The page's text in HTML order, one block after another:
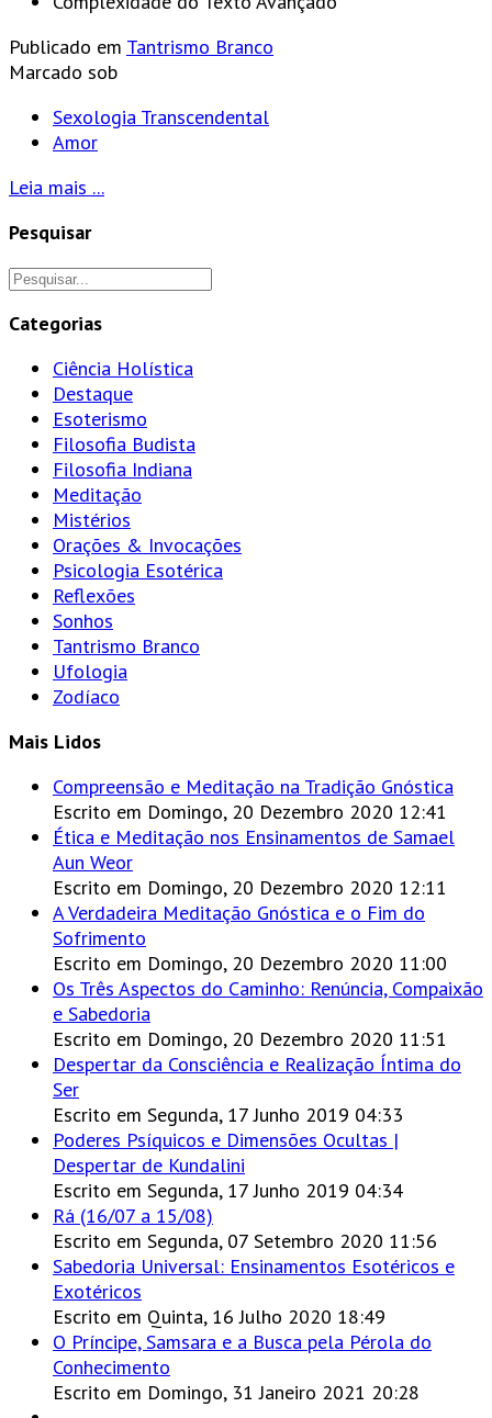
Publicado em Tantrismo Branco
Marcado sob
Sexologia Transcendental
Amor
Leia mais ...
Pesquisar
Categorias
Ciência Holística
Destaque
Esoterismo
Filosofia Budista
Filosofia Indiana
Meditação
Mistérios
Orações & Invocações
Psicologia Esotérica
Reflexões
Sonhos
Tantrismo Branco
Ufologia
Zodíaco
Mais Lidos
Compreensão e Meditação na Tradição Gnóstica
Escrito em Domingo, 20 Dezembro 2020 12:41
Ética e Meditação nos Ensinamentos de Samael
Aun Weor
Escrito em Domingo, 20 Dezembro 2020 12:11
A Verdadeira Meditação Gnóstica e o Fim do
Sofrimento
Escrito em Domingo, 20 Dezembro 2020 11:00
Os Três Aspectos do Caminho: Renúncia, Compaixão
e Sabedoria
Escrito em Domingo, 20 Dezembro 2020 11:51
Despertar da Consciência e Realização Íntima do
Ser
Escrito em Segunda, 17 Junho 2019 04:33
Poderes Psíquicos e Dimensões Ocultas |
Despertar de Kundalini
Escrito em Segunda, 17 Junho 2019 04:34
Rá (16/07 a 15/08)
Escrito em Segunda, 07 Setembro 2020 11:56
Sabedoria Universal: Ensinamentos Esotéricos e
Exotéricos
Escrito em Quinta, 16 Julho 2020 18:49
O Príncipe, Samsara e a Busca pela Pérola do
Conhecimento
Escrito em Domingo, 31 Janeiro 2021 20:28